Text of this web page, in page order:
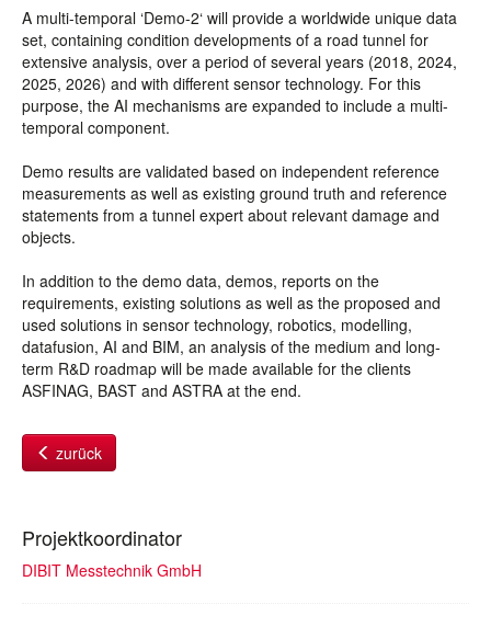
A multi-temporal ‘Demo-2‘ will provide a worldwide unique data
set, containing condition developments of a road tunnel for
extensive analysis, over a period of several years (2018, 2024,
2025, 2026) and with different sensor technology. For this
purpose, the AI mechanisms are expanded to include a multi-
temporal component.
Demo results are validated based on independent reference
measurements as well as existing ground truth and reference
statements from a tunnel expert about relevant damage and
objects.
In addition to the demo data, demos, reports on the
requirements, existing solutions as well as the proposed and
used solutions in sensor technology, robotics, modelling,
datafusion, AI and BIM, an analysis of the medium and long-
term R&D roadmap will be made available for the clients
ASFINAG, BAST and ASTRA at the end.
zurück
Projektkoordinator
DIBIT Messtechnik GmbH